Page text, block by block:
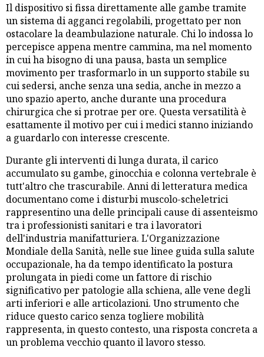
Il dispositivo si fissa direttamente alle gambe tramite
un sistema di agganci regolabili, progettato per non
ostacolare la deambulazione naturale. Chi lo indossa lo
percepisce appena mentre cammina, ma nel momento
in cui ha bisogno di una pausa, basta un semplice
movimento per trasformarlo in un supporto stabile su
cui sedersi, anche senza una sedia, anche in mezzo a
uno spazio aperto, anche durante una procedura
chirurgica che si protrae per ore. Questa versatilità è
esattamente il motivo per cui i medici stanno iniziando
a guardarlo con interesse crescente.
Durante gli interventi di lunga durata, il carico
accumulato su gambe, ginocchia e colonna vertebrale è
tutt'altro che trascurabile. Anni di letteratura medica
documentano come i disturbi muscolo-scheletrici
rappresentino una delle principali cause di assenteismo
tra i professionisti sanitari e tra i lavoratori
dell'industria manifatturiera. L'Organizzazione
Mondiale della Sanità, nelle sue linee guida sulla salute
occupazionale, ha da tempo identificato la postura
prolungata in piedi come un fattore di rischio
significativo per patologie alla schiena, alle vene degli
arti inferiori e alle articolazioni. Uno strumento che
riduce questo carico senza togliere mobilità
rappresenta, in questo contesto, una risposta concreta a
un problema vecchio quanto il lavoro stesso.